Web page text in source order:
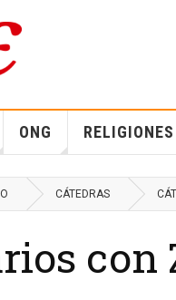
ONG RELIGIONES
CÁTEDRAS
con